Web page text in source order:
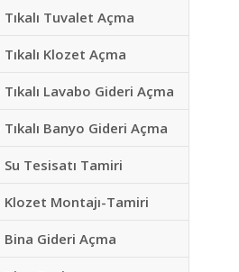
Tuvalet Açma
Klozet Açma
Lavabo Gideri Açma
Banyo Gideri Açma
Tesisatı Tamiri
Montajı-Tamiri
Gideri Açma